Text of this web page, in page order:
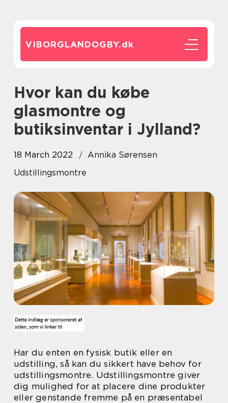
VIBORGLANDOGBY.dk
Hvor kan du købe
glasmontre og
butiksinventar i Jylland?
18 March 2022
Annika Sørensen
Udstillingsmontre
Har du enten en fysisk butik eller en
udstilling, så kan du sikkert have behov for
udstillingsmontre. Udstillingsmontre giver
dig mulighed for at placere dine produkter
eller genstande fremme på en præsentabel